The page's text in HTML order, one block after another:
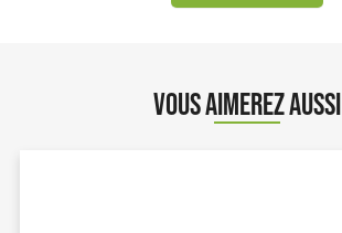
VOUS AIMEREZ AUSSI